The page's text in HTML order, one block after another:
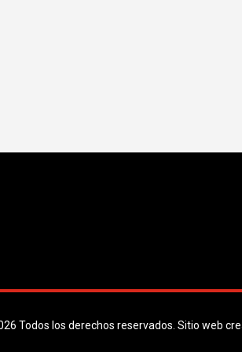
Todos los derechos reservados. Sitio web